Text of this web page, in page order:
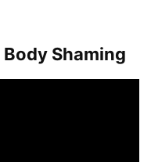
Body Shaming